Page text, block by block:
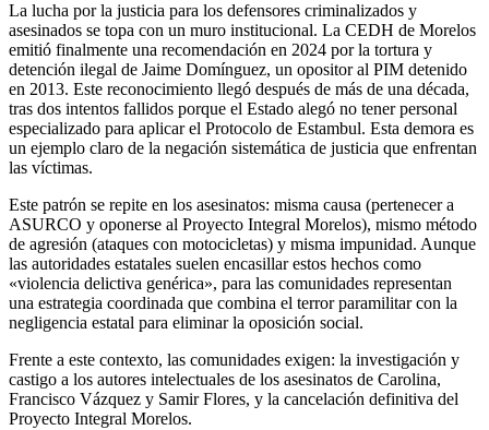
La lucha por la justicia para los defensores criminalizados y
asesinados se topa con un muro institucional. La CEDH de Morelos
emitió finalmente una recomendación en 2024 por la tortura y
detención ilegal de Jaime Domínguez, un opositor al PIM detenido
en 2013. Este reconocimiento llegó después de más de una década,
tras dos intentos fallidos porque el Estado alegó no tener personal
especializado para aplicar el Protocolo de Estambul. Esta demora es
un ejemplo claro de la negación sistemática de justicia que enfrentan
las víctimas.
Este patrón se repite en los asesinatos: misma causa (pertenecer a
ASURCO y oponerse al Proyecto Integral Morelos), mismo método
de agresión (ataques con motocicletas) y misma impunidad. Aunque
las autoridades estatales suelen encasillar estos hechos como
«violencia delictiva genérica», para las comunidades representan
una estrategia coordinada que combina el terror paramilitar con la
negligencia estatal para eliminar la oposición social.
Frente a este contexto, las comunidades exigen: la investigación y
castigo a los autores intelectuales de los asesinatos de Carolina,
Francisco Vázquez y Samir Flores, y la cancelación definitiva del
Proyecto Integral Morelos.